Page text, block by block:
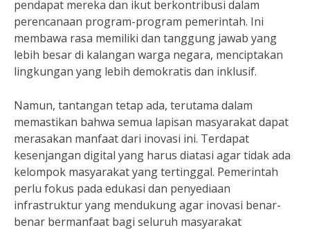
pendapat mereka dan ikut berkontribusi dalam
perencanaan program-program pemerintah. Ini
membawa rasa memiliki dan tanggung jawab yang
lebih besar di kalangan warga negara, menciptakan
lingkungan yang lebih demokratis dan inklusif.
Namun, tantangan tetap ada, terutama dalam
memastikan bahwa semua lapisan masyarakat dapat
merasakan manfaat dari inovasi ini. Terdapat
kesenjangan digital yang harus diatasi agar tidak ada
kelompok masyarakat yang tertinggal. Pemerintah
perlu fokus pada edukasi dan penyediaan
infrastruktur yang mendukung agar inovasi benar-
benar bermanfaat bagi seluruh masyarakat